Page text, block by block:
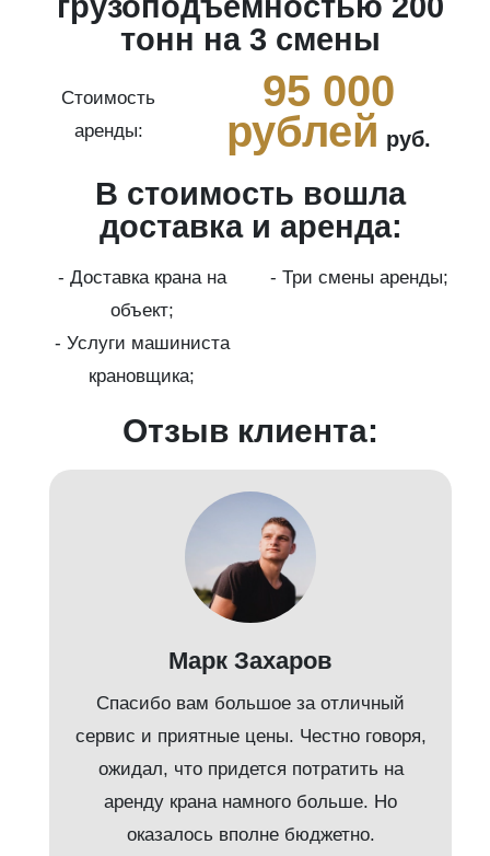
тонн на 3 смены
Стоимость
аренды:
95 000
рублей руб.
В стоимость вошла
доставка и аренда:
- Доставка крана на
объект;
- Три смены аренды;
- Услуги машиниста
крановщика;
Отзыв клиента:
Марк Захаров
Спасибо вам большое за отличный
сервис и приятные цены. Честно говоря,
ожидал, что придется потратить на
аренду крана намного больше. Но
оказалось вполне бюджетно.